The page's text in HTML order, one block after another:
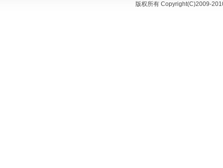
版权所有 Copyright(C)2009-